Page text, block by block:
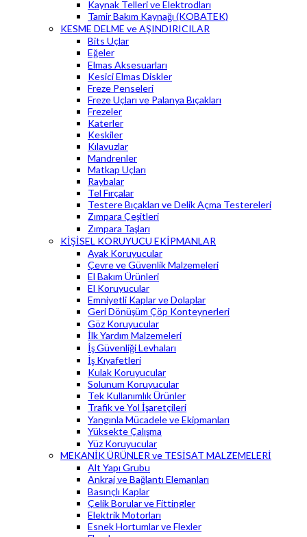
Kaynak Telleri ve Elektrodları
Tamir Bakım Kaynağı (KOBATEK)
KESME DELME ve AŞINDIRICILAR
Bits Uçlar
Eğeler
Elmas Aksesuarları
Kesici Elmas Diskler
Freze Penseleri
Freze Uçları ve Palanya Bıçakları
Frezeler
Katerler
Keskiler
Kılavuzlar
Mandrenler
Matkap Uçları
Raybalar
Tel Fırçalar
Testere Bıçakları ve Delik Açma Testereleri
Zımpara Çeşitleri
Zımpara Taşları
KİŞİSEL KORUYUCU EKİPMANLAR
Ayak Koruyucular
Çevre ve Güvenlik Malzemeleri
El Bakım Ürünleri
El Koruyucular
Emniyetli Kaplar ve Dolaplar
Geri Dönüşüm Çöp Konteynerleri
Göz Koruyucular
İlk Yardım Malzemeleri
İş Güvenliği Levhaları
İş Kıyafetleri
Kulak Koruyucular
Solunum Koruyucular
Tek Kullanımlık Ürünler
Trafik ve Yol İşaretçileri
Yangınla Mücadele ve Ekipmanları
Yüksekte Çalışma
Yüz Koruyucular
MEKANİK ÜRÜNLER ve TESİSAT MALZEMELERİ
Alt Yapı Grubu
Ankraj ve Bağlantı Elemanları
Basınçlı Kaplar
Çelik Borular ve Fittingler
Elektrik Motorları
Esnek Hortumlar ve Flexler